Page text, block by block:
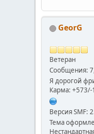
GeorG
Ветеран
Сообщения:
Я дорогой
Карма: +573/-
Версия SMF:
Тема